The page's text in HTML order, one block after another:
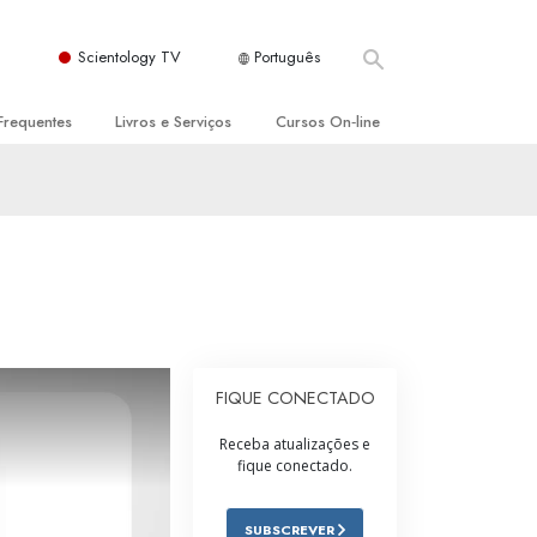
Scientology TV Português
de Scientology
Livros e Serviços
Introdutórios
Cursos On‑line
Ajudas para Doenças e Ferimentos
Integridade e Honestidade
A Escala de Tom Emocional
FIQUE CONECTADO
Receba atualizações e
fique conectado.
SUBSCREVER